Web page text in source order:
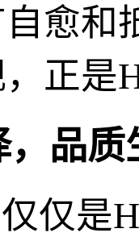
愈和
正是
，品
仅是